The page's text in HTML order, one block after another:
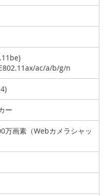
ac/a/b/g/n
ー
万画素（Webカメラシャッ